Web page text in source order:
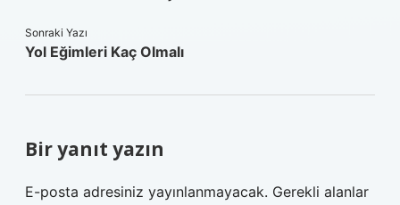
Sonraki Yazı
Yol Eğimleri Kaç Olmalı
Bir yanıt yazın
E-posta adresiniz yayınlanmayacak. Gerekli alanlar